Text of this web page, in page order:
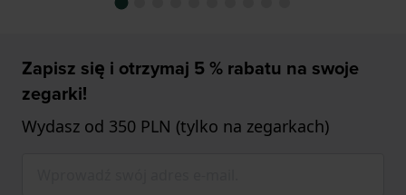
Zapisz się i otrzymaj 5 % rabatu na swoje
zegarki!
Wydasz od 350 PLN (tylko na zegarkach)